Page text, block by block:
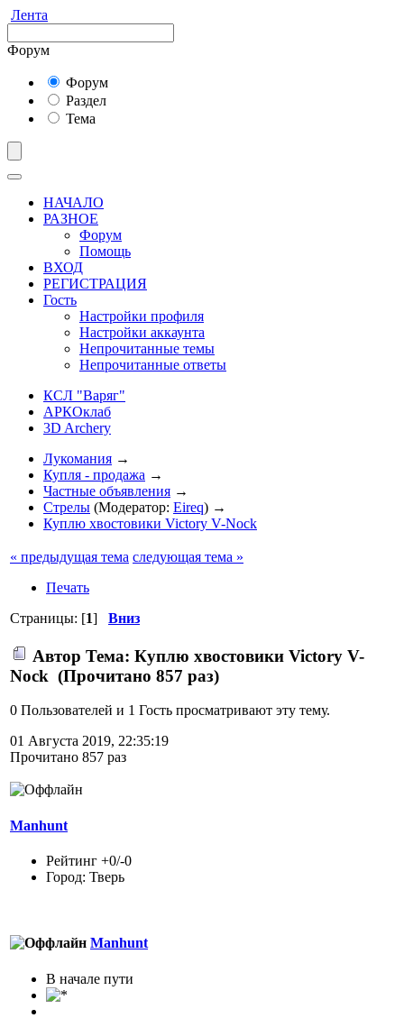
Лента
Форум
Форум
Раздел
Тема
НАЧАЛО
РАЗНОЕ
Форум
Помощь
ВХОД
РЕГИСТРАЦИЯ
Гость
Настройки профиля
Настройки аккаунта
Непрочитанные темы
Непрочитанные ответы
КСЛ "Варяг"
АРКОклаб
3D Archery
Лукомания →
Купля - продажа →
Частные объявления →
Стрелы (Модератор: Eireq) →
Куплю хвостовики Victory V-Nock
« предыдущая тема следующая тема »
Печать
Страницы: [1] Вниз
Автор Тема: Куплю хвостовики Victory V-
Nock (Прочитано 857 раз)
0 Пользователей и 1 Гость просматривают эту тему.
01 Августа 2019, 22:35:19
Прочитано 857 раз
Manhunt
Рейтинг +0/-0
Город: Тверь
Manhunt
В начале пути